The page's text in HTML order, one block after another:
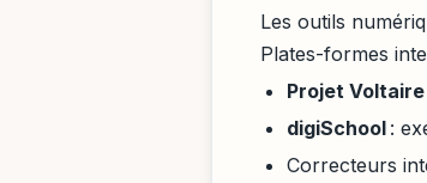
Les outils
Plates-formes
Projet Voltaire
digiSchool :
Correcteurs